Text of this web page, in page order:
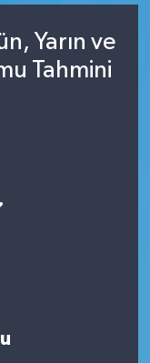
Yarın ve
Tahmini